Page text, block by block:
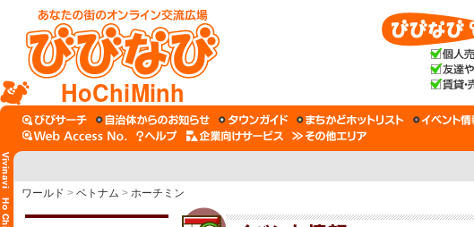
HoChiMinh
ワールド > ベトナム > ホーチミン